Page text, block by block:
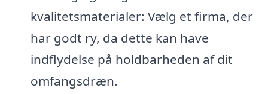
kvalitetsmaterialer: Vælg et firma, der
har godt ry, da dette kan have
indflydelse på holdbarheden af dit
omfangsdræn.